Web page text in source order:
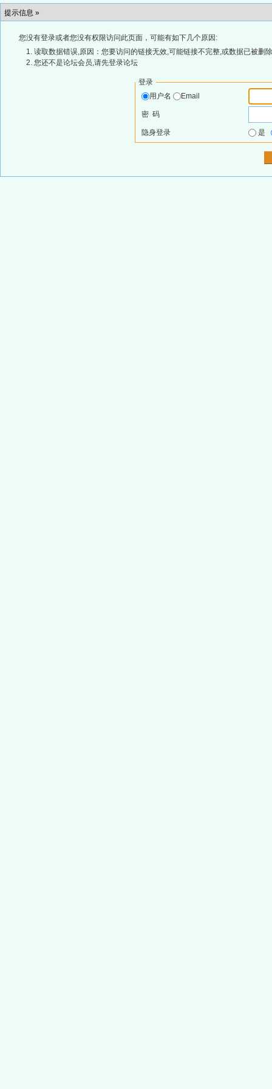
提示信息 »
您没有登录或者您没有权限访问此页面，可能有如下几个原因:
读取数据错误,原因：您要访问的链接无效,可能链接不完整,或数据已被删
您还不是论坛会员,请先登录论坛
登录
用户名
Email
密 码
隐身登录 是